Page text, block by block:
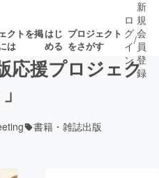
クトを掲
は
はじ
める
プロジェクト
をさがす
募集終了が近いプ
ロジェクト
されます
ロ
グ
イ
ン
/
新
規
会
員
登
録
応援プロジェク
書籍・雑誌出版